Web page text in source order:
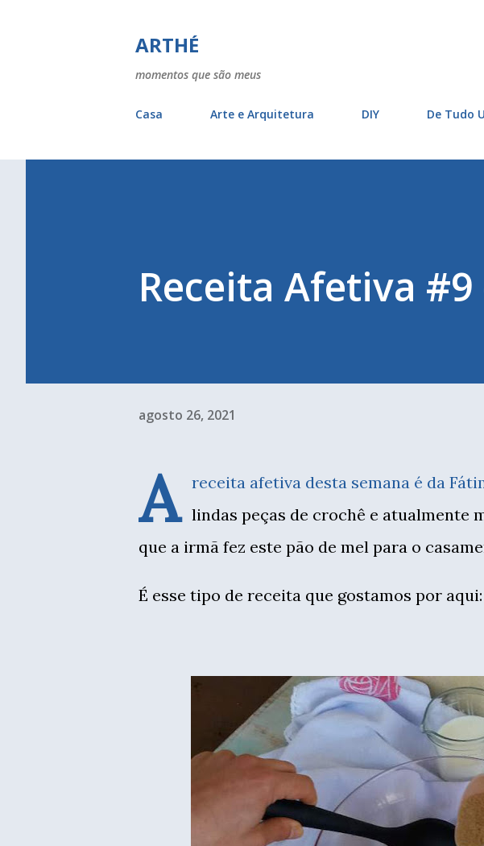
ARTHÉ
momentos que são meus
Casa Arte e Arquitetura DIY De Tudo
Receita Afetiva #9
agosto 26, 2021
A receita afetiva desta semana é da
lindas peças de crochê e atualmente
que a irmã fez este pão de mel para o
É esse tipo de receita que gostamos por